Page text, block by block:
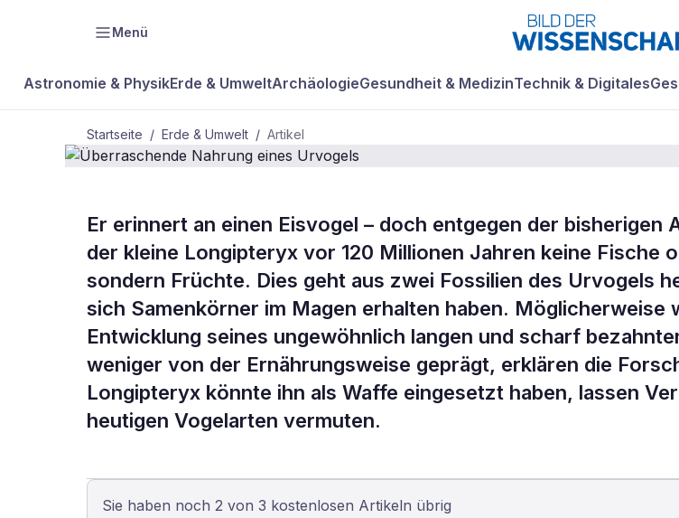
Menü
Astronomie & PhysikErde & UmweltArchäologieGesundheit & MedizinTechnik & Digitales
Startseite / Erde & Umwelt / Artikel
BDW PlusERDE & UMWELT
Überraschende
Urvogels
Er erinnert an einen Eisvogel – doch entgegen der bisherigen
der kleine Longipteryx vor 120 Millionen Jahren keine Fische
sondern Früchte. Dies geht aus zwei Fossilien des Urvogels
sich Samenkörner im Magen erhalten haben. Möglicherweise
Entwicklung seines ungewöhnlich langen und scharf
weniger von der Ernährungsweise geprägt, erklären die
Longipteryx könnte ihn als Waffe eingesetzt haben, lassen
heutigen Vogelarten vermuten.
Sie haben noch 2 von 3 kostenlosen Artikeln übrig